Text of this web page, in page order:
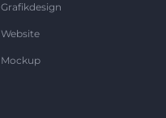
Grafikdesign
Website
Mockup